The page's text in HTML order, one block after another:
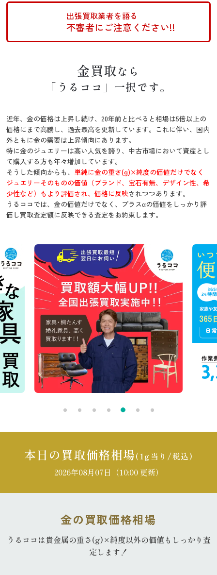
出張買取業者を語る
不審者にご注意ください!!
金買取なら
「うるココ」一択です。
近年、金の価格は上昇し続け、20年前と比べると相場は5倍以上の
価格にまで高騰し、過去最高を更新しています。これに伴い、国内
外ともに金の需要は上昇傾向にあります。
特に金のジュエリーは高い人気を誇り、中古市場において資産とし
て購入する方も年々増加しています。
そうした傾向からも、 単純に金の重さ(g)×純度の価値だけでなく
ジュエリーそのものの価値（ブランド、宝石有無、デザイン性、希
少性など）もより評価され、価格に反映されつつあります。
うるココでは、金の価値だけでなく、プラスαの価値をしっかり評
価し買取査定額に反映できる査定をお約束します。
本日の買取価格相場(1g当り/税込)
2026年08月07日（10:00 更新）
金の買取価格相場
うるココは貴金属の重さ(g)×純度以外の価値もしっかり査
定します！